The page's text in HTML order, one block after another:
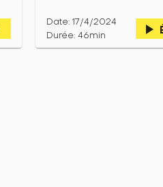
Date: 17/4/2024
Durée: 46min
play_arrow